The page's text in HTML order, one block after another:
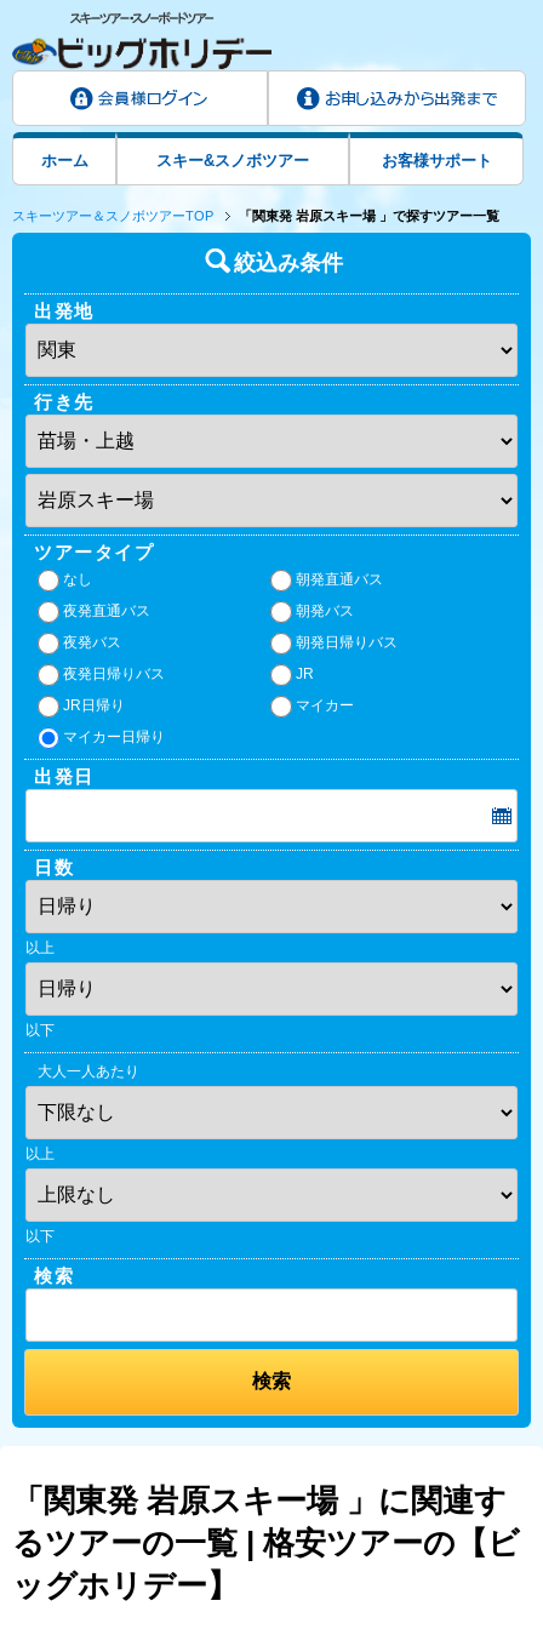
ホーム スキー&スノボツアー お客様サポート
スキーツアー＆スノボツアーTOP 「関東発 岩原スキー場 」で探すツアー一覧
絞込み条件
出発地
行き先
ツアータイプ
なし
朝発直通バス
夜発直通バス
朝発バス
夜発バス
朝発日帰りバス
夜発日帰りバス
JR
JR日帰り
マイカー
マイカー日帰り
出発日
日数
以上
以下
大人一人あたり
以上
以下
検索
「関東発 岩原スキー場 」に関連す
るツアーの一覧 | 格安ツアーの【ビ
ッグホリデー】